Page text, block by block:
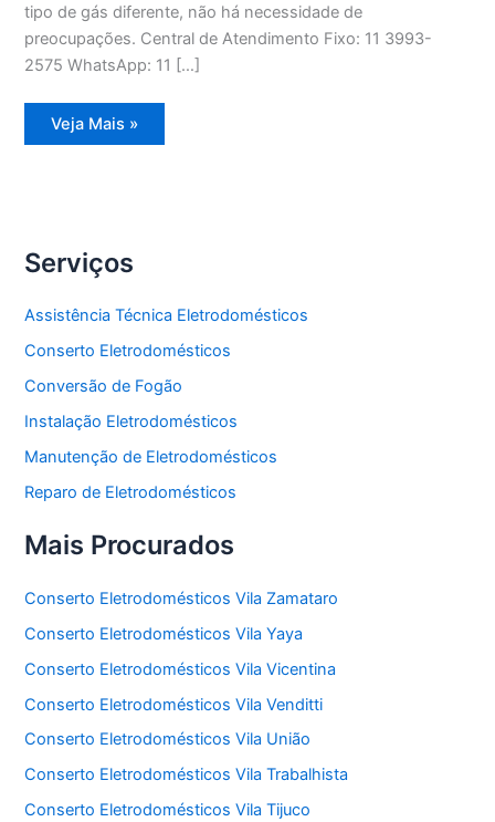
tipo de gás diferente, não há necessidade de
preocupações. Central de Atendimento Fixo: 11 3993-
2575 WhatsApp: 11 […]
Conversão
de
Veja Mais »
Serviços
Assistência Técnica Eletrodomésticos
Conserto Eletrodomésticos
Conversão de Fogão
Instalação Eletrodomésticos
Manutenção de Eletrodomésticos
Reparo de Eletrodomésticos
Mais Procurados
Conserto Eletrodomésticos Vila Zamataro
Conserto Eletrodomésticos Vila Yaya
Conserto Eletrodomésticos Vila Vicentina
Conserto Eletrodomésticos Vila Venditti
Conserto Eletrodomésticos Vila União
Conserto Eletrodomésticos Vila Trabalhista
Conserto Eletrodomésticos Vila Tijuco